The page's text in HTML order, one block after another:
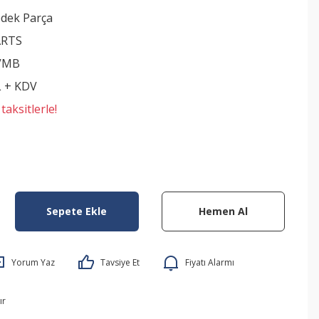
Parça
+ KDV
Sepete Ekle Hemen Al
Yorum Yaz Tavsiye Et Fiyatı Alarmı